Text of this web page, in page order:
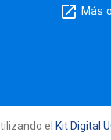
launch Más
el Kit Digital